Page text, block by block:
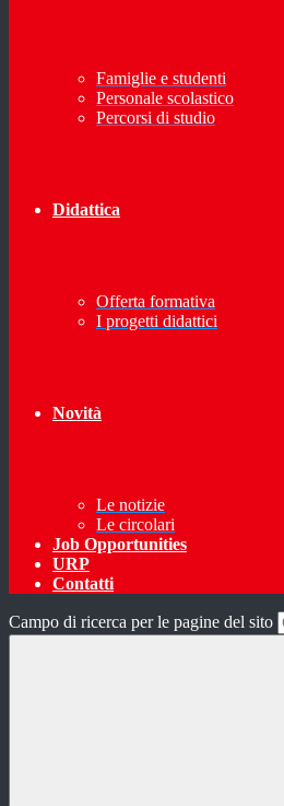
Famiglie e studenti
Personale scolastico
Percorsi di studio
Didattica
Offerta formativa
I progetti didattici
Novità
Le notizie
Le circolari
Job Opportunities
URP
Contatti
Campo di ricerca per le pagine del sito